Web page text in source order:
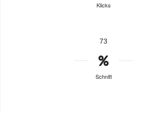
Klicks
73
Schnitt